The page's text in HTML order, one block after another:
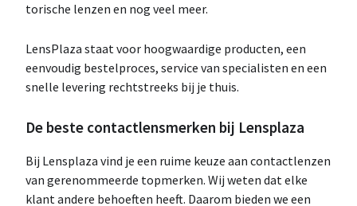
torische lenzen en nog veel meer.
LensPlaza staat voor hoogwaardige producten, een
eenvoudig bestelproces, service van specialisten en een
snelle levering rechtstreeks bij je thuis.
De beste contactlensmerken bij Lensplaza
Bij Lensplaza vind je een ruime keuze aan contactlenzen
van gerenommeerde topmerken. Wij weten dat elke
klant andere behoeften heeft. Daarom bieden we een